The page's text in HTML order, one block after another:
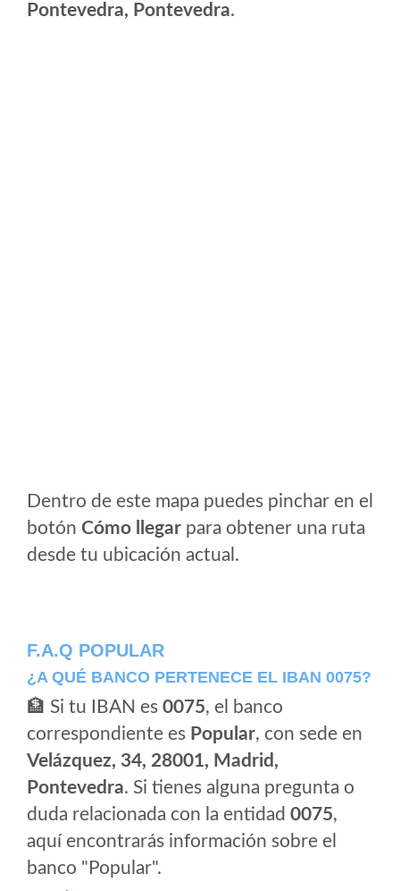
Pontevedra, Pontevedra.
Dentro de este mapa puedes pinchar en el
botón Cómo llegar para obtener una ruta
desde tu ubicación actual.
F.A.Q POPULAR
¿A QUÉ BANCO PERTENECE EL IBAN 0075?
🏦 Si tu IBAN es 0075, el banco
correspondiente es Popular, con sede en
Velázquez, 34, 28001, Madrid,
Pontevedra. Si tienes alguna pregunta o
duda relacionada con la entidad 0075,
aquí encontrarás información sobre el
banco "Popular".